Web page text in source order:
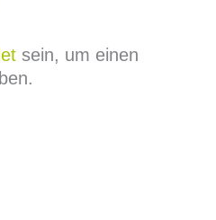
sein, um einen